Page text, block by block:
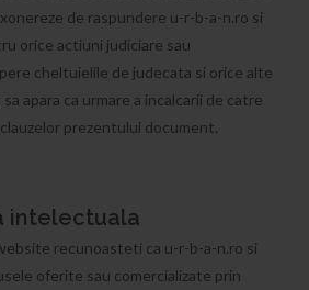
de raspundere u-r-b-a-n.ro si
orice actiuni judiciare sau
cheltuielile de judecata si orice alte
apara ca urmare a incalcarii de catre
prezentului document.
intelectuala
recunoasteti ca u-r-b-a-n.ro si
oferite sau comercializate prin